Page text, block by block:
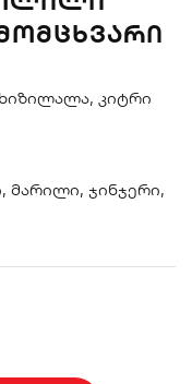
კიტრი
მარილი, ჯინჯერი,